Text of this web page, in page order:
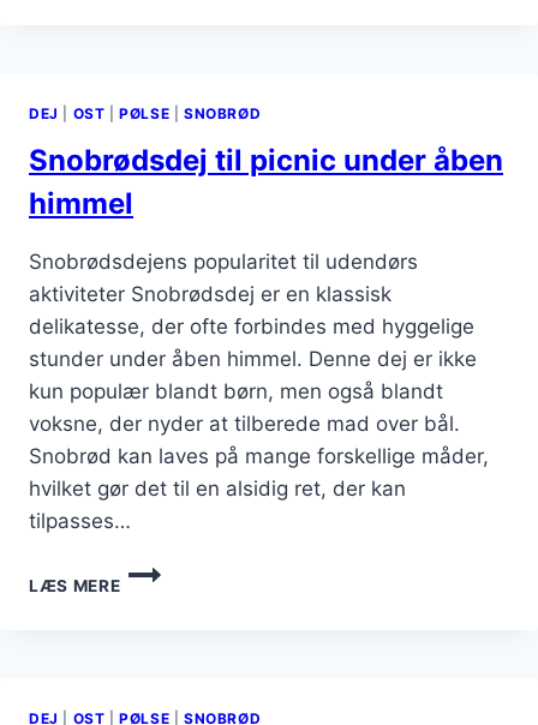
DEJ OST |PØLSE SNOBRØD
Snobrødsdej til picnic under åben
himmel
Snobrødsdejens popularitet til udendørs
aktiviteter Snobrødsdej er en klassisk
delikatesse, der ofte forbindes med hyggelige
stunder under åben himmel. Denne dej er ikke
kun populær blandt børn, men også blandt
voksne, der nyder at tilberede mad over bål.
Snobrød kan laves på mange forskellige måder,
hvilket gør det til en alsidig ret, der kan
tilpasses…
LÆS MERE
SNOBRØDSDEJ
TIL
DEJ OST |PØLSE SNOBRØD